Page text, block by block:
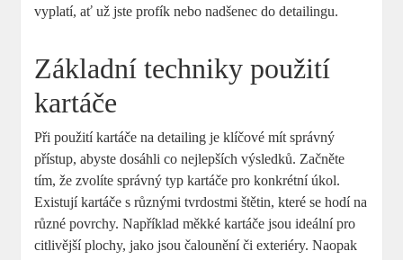
vyplatí, ať ​už jste⁤ profík nebo nadšenec⁤ do detailingu.
Základní techniky⁢ použití
⁣kartáče
Při použití kartáče na detailing je klíčové mít správný
‍přístup, abyste‍ dosáhli co ‍nejlepších⁣ výsledků. Začněte
tím, že zvolíte správný typ ⁤kartáče pro ⁣konkrétní ⁢úkol.
Existují kartáče s různými ⁤tvrdostmi⁢ štětin, které ⁣se hodí ⁤na
​různé ‍povrchy.⁤ Například měkké ⁢kartáče ‌jsou ideální pro
citlivější plochy, jako jsou čalounění⁢ či exteriéry. Naopak